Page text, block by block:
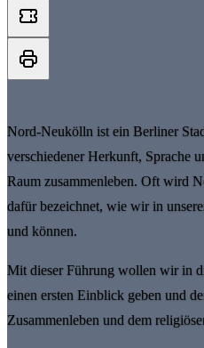
Nord-Neukölln ist ein Berliner
verschiedener Herkunft, Sprache
Raum zusammenleben. Oft wird
dafür bezeichnet, wie wir in
und können.
Mit dieser Führung wollen wir in
einen ersten Einblick geben und
Zusammenleben und dem